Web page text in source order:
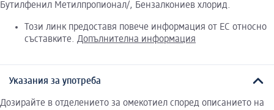
Бутилфенил Метилпропионал/, Бензалкониев хлорид.
Този линк предоставя повече информация от ЕС относно
съставките. Допълнителна информация
Указания за употреба
Дозирайте в отделението за омекотиел според описанието на